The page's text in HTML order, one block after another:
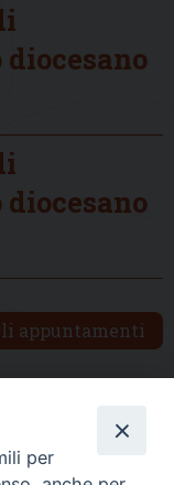
appuntamenti
ALBANO
06.9323844
per